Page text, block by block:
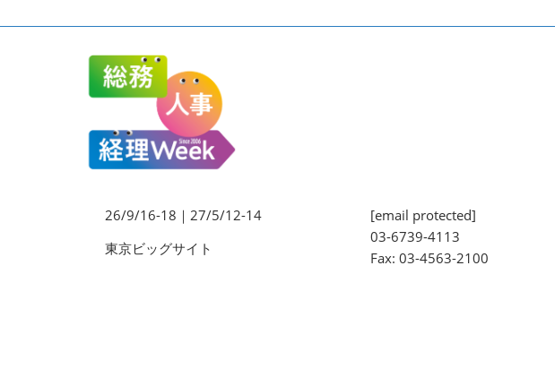
【9月より】バックオフィス
AIエージェント EXPO
【9月】展示会概要
26/9/16-18｜27/5/12-14
東京ビッグサイト
[email protected]
03-6739-4113
Fax: 03-4563-2100